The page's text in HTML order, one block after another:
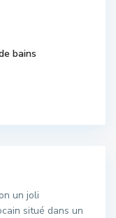
bains
un joli
situé dans un